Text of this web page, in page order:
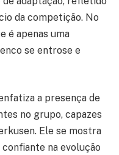
da competição. No
é apenas uma
se entrose e
a presença de
no grupo, capazes
Ele se mostra
na evolução